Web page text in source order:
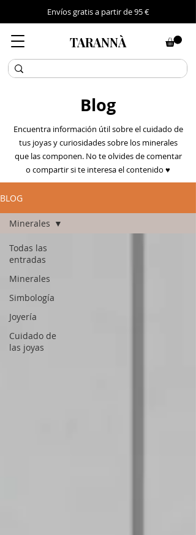
TARANNÀ
Envíos gratis a partir de 95 €
Blog
Encuentra información útil sobre el cuidado de
tus joyas y curiosidades sobre los minerales
que las componen. No te olvides de comentar
o compartir si te interesa el contenido ♥
BLOG
Todas las
entradas
Minerales
Simbología
Joyería
Cuidado de
las joyas
Minerales